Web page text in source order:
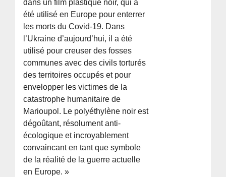
dans un film plastique noir, qui a
été utilisé en Europe pour enterrer
les morts du Covid-19. Dans
l’Ukraine d’aujourd’hui, il a été
utilisé pour creuser des fosses
communes avec des civils torturés
des territoires occupés et pour
envelopper les victimes de la
catastrophe humanitaire de
Marioupol. Le polyéthylène noir est
dégoûtant, résolument anti-
écologique et incroyablement
convaincant en tant que symbole
de la réalité de la guerre actuelle
en Europe. »